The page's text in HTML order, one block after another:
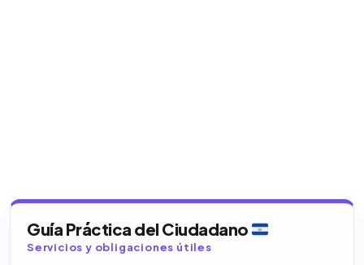
Guía Práctica del Ciudadano
Servicios y obligaciones útiles